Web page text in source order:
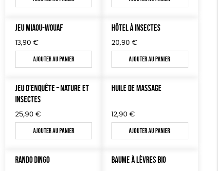
JEU MIAOU-WOUAF
13,90 €
Ajouter au panier
HÔTEL À INSECTES
20,90 €
Ajouter au panier
JEU D’ENQUÊTE – NATURE ET
INSECTES
25,90 €
Ajouter au panier
HUILE DE MASSAGE
12,90 €
Ajouter au panier
RANDO DINGO BAUME À LÈVRES BIO